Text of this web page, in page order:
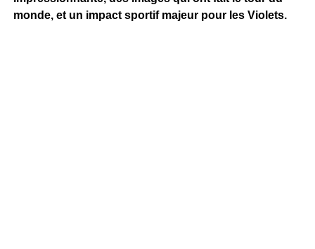
monde, et un impact sportif majeur pour les Violets.